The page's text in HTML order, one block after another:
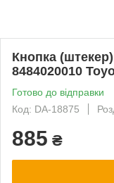
Кнопка
8484020010
Готово до відправки
Код: DA-18875
885 ₴